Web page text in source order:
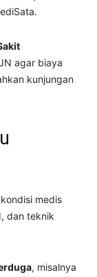
agar biaya
kunjungan
medis
dan teknik
, misalnya